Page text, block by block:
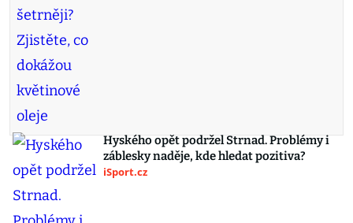
Hyského opět podržel Strnad. Problémy i
záblesky naděje, kde hledat pozitiva?
iSport.cz